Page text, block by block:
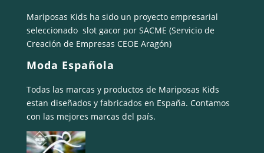
Mariposas Kids ha sido un proyecto empresarial
seleccionado slot gacorpor SACME (Servicio de
Creación de Empresas CEOE Aragón)
Moda Española
Todas las marcas y productos de Mariposas Kids
estan diseñados y fabricados en España. Contamos
con las mejores marcas del país.